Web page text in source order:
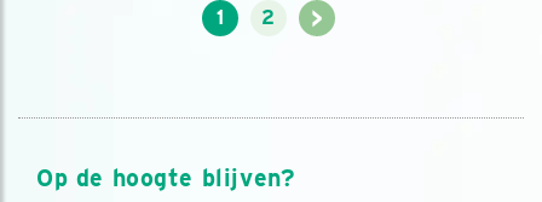
1 2 >
Op de hoogte blijven?